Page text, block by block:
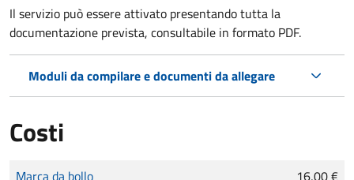
Il servizio può essere attivato presentando tutta la
documentazione prevista, consultabile in formato PDF.
Moduli da compilare e documenti da allegare
Costi
Tipo di pagamento
Importo
Marca da bollo 16,00 €